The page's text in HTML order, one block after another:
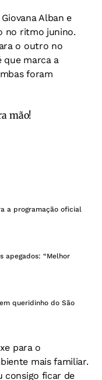
Alban e
no ritmo junino.
o outro no
que marca a
foram
mão!
a programação oficial
apegados: “Melhor
queridinho do São
para o
mais familiar.
consigo ficar de